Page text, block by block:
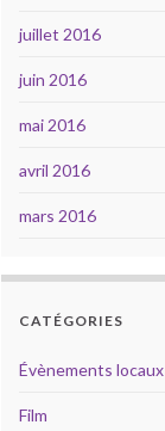
juillet 2016
juin 2016
mai 2016
avril 2016
mars 2016
CATÉGORIES
Évènements locaux
Film